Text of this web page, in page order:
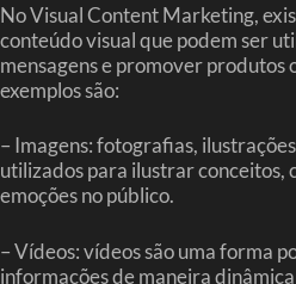
No Visual Content Marketing,
conteúdo visual que podem ser
mensagens e promover produtos
exemplos são:
– Imagens: fotografias,
utilizados para ilustrar conceitos,
emoções no público.
– Vídeos: vídeos são uma forma
informações de maneira